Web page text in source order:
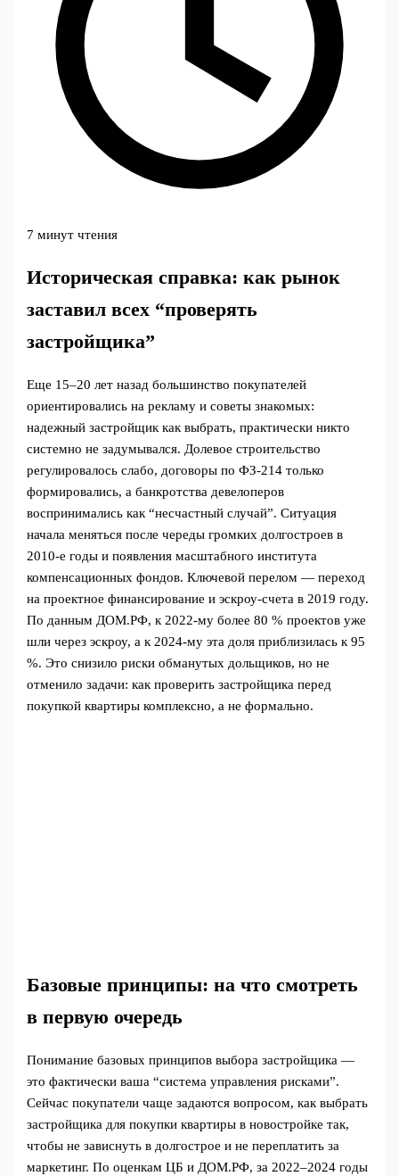
7 минут чтения
Историческая справка: как рынок
заставил всех “проверять
застройщика”
Еще 15–20 лет назад большинство покупателей
ориентировались на рекламу и советы знакомых:
надежный застройщик как выбрать, практически никто
системно не задумывался. Долевое строительство
регулировалось слабо, договоры по ФЗ‑214 только
формировались, а банкротства девелоперов
воспринимались как “несчастный случай”. Ситуация
начала меняться после череды громких долгостроев в
2010‑е годы и появления масштабного института
компенсационных фондов. Ключевой перелом — переход
на проектное финансирование и эскроу‑счета в 2019 году.
По данным ДОМ.РФ, к 2022‑му более 80 % проектов уже
шли через эскроу, а к 2024‑му эта доля приблизилась к 95
%. Это снизило риски обманутых дольщиков, но не
отменило задачи: как проверить застройщика перед
покупкой квартиры комплексно, а не формально.
Базовые принципы: на что смотреть
в первую очередь
Понимание базовых принципов выбора застройщика —
это фактически ваша “система управления рисками”.
Сейчас покупатели чаще задаются вопросом, как выбрать
застройщика для покупки квартиры в новостройке так,
чтобы не зависнуть в долгострое и не переплатить за
маркетинг. По оценкам ЦБ и ДОМ.РФ, за 2022–2024 годы